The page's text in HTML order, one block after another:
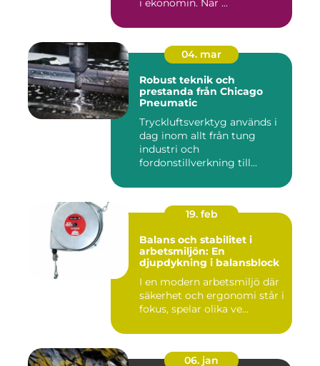
i ekonomin. När ...
04. mar
Robust teknik och
prestanda från Chicago
Pneumatic
Tryckluftsverktyg används i
dag inom allt från tung
industri och
fordonstillverkning till...
19. feb
Balans och stabilitet i
arbetsmiljön: En
djupdykning i balansblock
I en modern arbetsmiljö där
säkerhet och ergonomi står i
fokus, spelar olika ve...
06. jan